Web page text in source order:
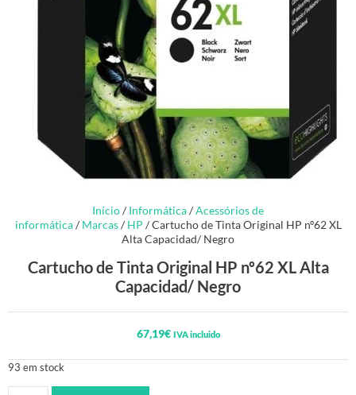
Início/ Informática/Acessórios de
informática/ Marcas/ HP / Cartucho de Tinta Original HP nº62 XL
Alta Capacidad/ Negro
Cartucho de Tinta Original HP nº62 XL Alta
Capacidad/ Negro
67,19€ IVA incluido
93 em stock